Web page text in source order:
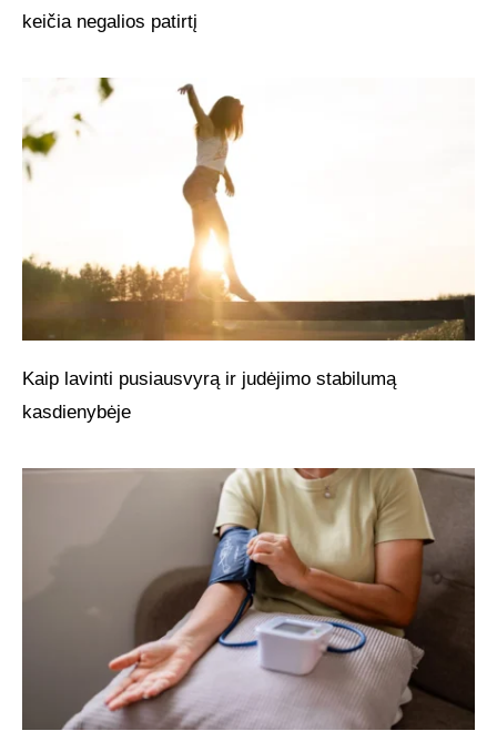
keičia negalios patirtį
Kaip lavinti pusiausvyrą ir judėjimo stabilumą
kasdienybėje